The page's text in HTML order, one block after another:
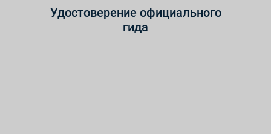
Удостоверение официального
гида